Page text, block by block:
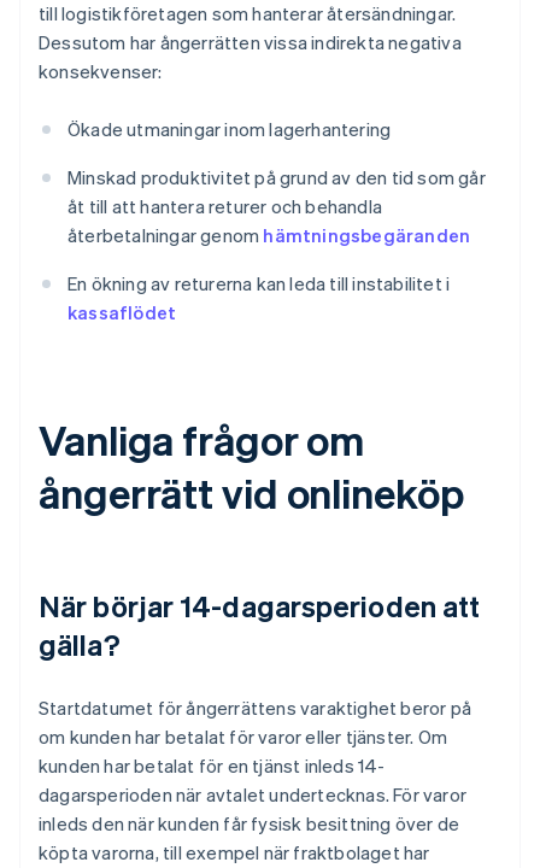
till logistikföretagen som hanterar återsändningar.
Dessutom har ångerrätten vissa indirekta negativa
konsekvenser:
Ökade utmaningar inom lagerhantering
Minskad produktivitet på grund av den tid som går
åt till att hantera returer och behandla
återbetalningar genom hämtningsbegäranden
En ökning av returerna kan leda till instabilitet i
kassaflödet
Vanliga frågor om
ångerrätt vid onlineköp
När börjar 14-dagarsperioden att
gälla?
Startdatumet för ångerrättens varaktighet beror på
om kunden har betalat för varor eller tjänster. Om
kunden har betalat för en tjänst inleds 14-
dagarsperioden när avtalet undertecknas. För varor
inleds den när kunden får fysisk besittning över de
köpta varorna, till exempel när fraktbolaget har